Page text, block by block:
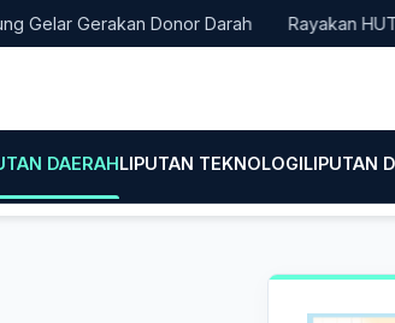
Gerakan Donor Darah Rayakan HUT ke-
DAERAHLIPUTAN TEKNOLOGILIPUTAN